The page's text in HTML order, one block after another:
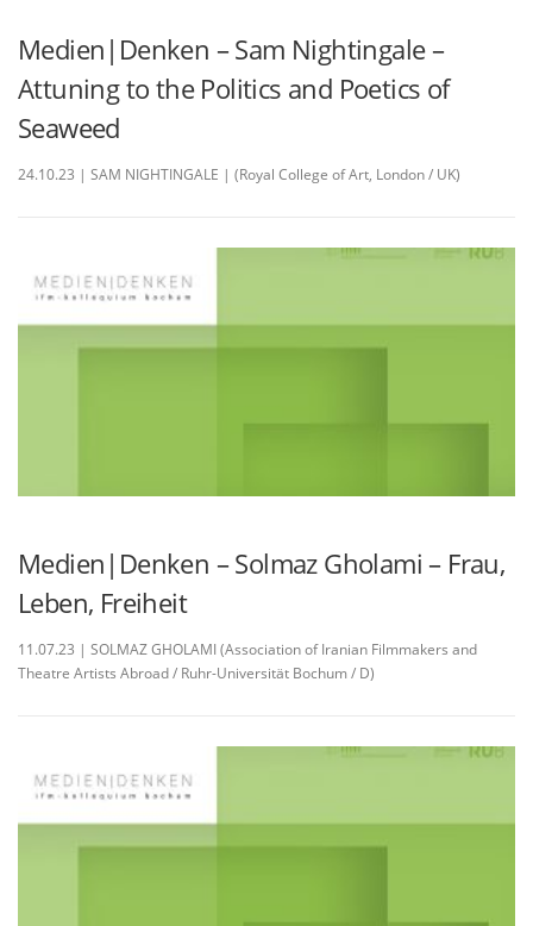
Medien|Denken – Sam Nightingale –
Attuning to the Politics and Poetics of
Seaweed
24.10.23 | SAM NIGHTINGALE | (Royal College of Art, London / UK)
Medien|Denken – Solmaz Gholami – Frau,
Leben, Freiheit
11.07.23 | SOLMAZ GHOLAMI (Association of Iranian Filmmakers and
Theatre Artists Abroad / Ruhr-Universität Bochum / D)